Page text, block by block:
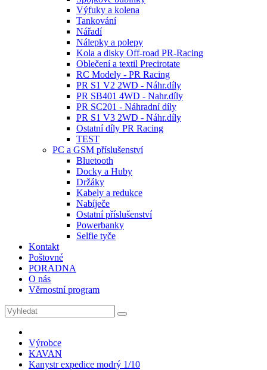
Výfuky a kolena
Tankování
Nářadí
Nálepky a polepy
Kola a disky Off-road PR-Racing
Oblečení a textil Precirotate
RC Modely - PR Racing
PR S1 V2 2WD - Náhr.díly
PR SB401 4WD - Nahr.díly
PR SC201 - Náhradní díly
PR S1 V3 2WD - Náhr.díly
Ostatní díly PR Racing
TEST
PC a GSM příslušenství
Bluetooth
Docky a Huby
Držáky
Kabely a redukce
Nabíječe
Ostatní příslušenství
Powerbanky
Selfie tyče
Kontakt
Poštovné
PORADNA
O nás
Věrnostní program
Výrobce
KAVAN
Kanystr expedice modrý 1/10